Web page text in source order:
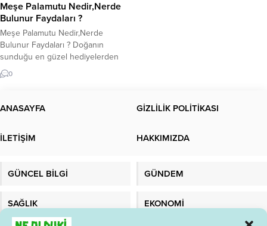
Meşe Palamutu Nedir,Nerde
Bulunur Faydaları ?
Meşe Palamutu Nedir,Nerde
Bulunur Faydaları ? Doğanın
sunduğu en güzel hediyelerden
biri olan meşe palamutu , hem
besin kaynağı hem de ekosistem
meyveler, meşe ağaçlarının
çevrili dünyamızda, bu palamutların
0
ANASAYFA GİZLİLİK POLİTİKASI
İLETİŞİM HAKKIMIZDA
GÜNCEL BİLGİ GÜNDEM
SAĞLIK EKONOMİ